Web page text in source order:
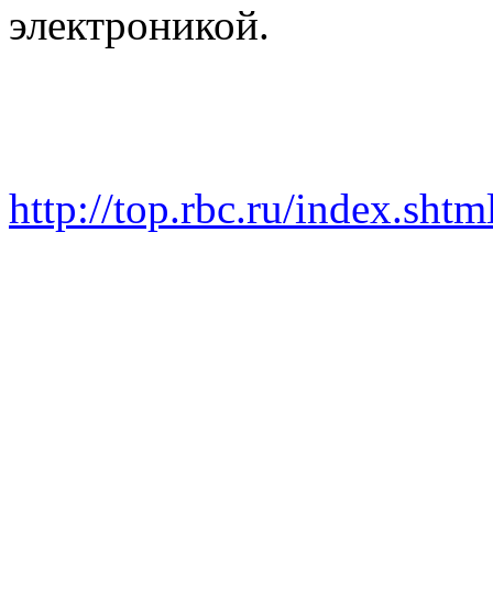
электроникой.
http://top.rbc.ru/